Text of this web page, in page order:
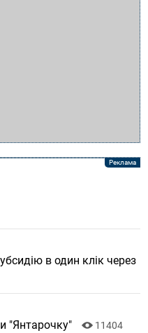
в один клік через
"Янтарочку"
11404